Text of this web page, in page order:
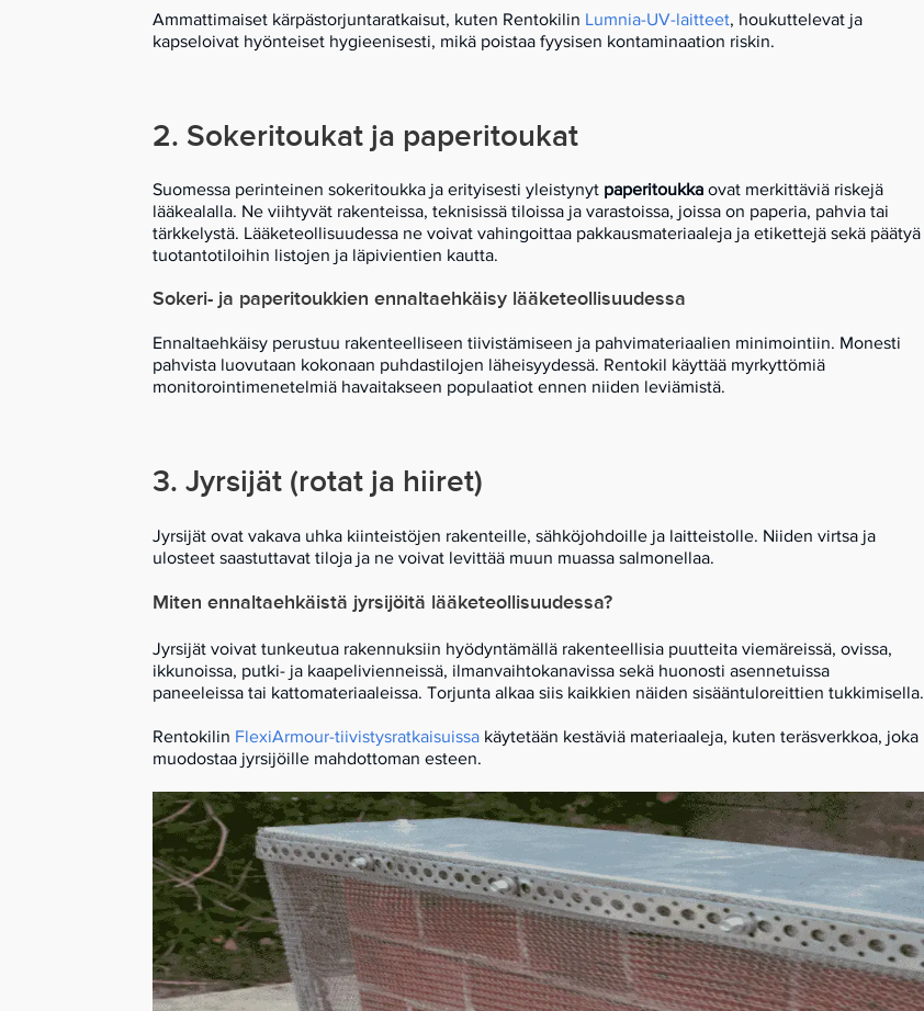
Ammattimaiset kärpästorjuntaratkaisut, kuten Rentokilin Lumnia-UV-laitteet, houkuttelevat ja
kapseloivat hyönteiset hygieenisesti, mikä poistaa fyysisen kontaminaation riskin.
2. Sokeritoukat ja paperitoukat
Suomessa perinteinen sokeritoukka ja erityisesti yleistynyt paperitoukka ovat merkittäviä riskejä
lääkealalla. Ne viihtyvät rakenteissa, teknisissä tiloissa ja varastoissa, joissa on paperia, pahvia tai
tärkkelystä. Lääketeollisuudessa ne voivat vahingoittaa pakkausmateriaaleja ja etikettejä sekä päätyä
tuotantotiloihin listojen ja läpivientien kautta.
Sokeri- ja paperitoukkien ennaltaehkäisy lääketeollisuudessa
Ennaltaehkäisy perustuu rakenteelliseen tiivistämiseen ja pahvimateriaalien minimointiin. Monesti
pahvista luovutaan kokonaan puhdastilojen läheisyydessä. Rentokil käyttää myrkyttömiä
monitorointimenetelmiä havaitakseen populaatiot ennen niiden leviämistä.
3. Jyrsijät (rotat ja hiiret)
Jyrsijät ovat vakava uhka kiinteistöjen rakenteille, sähköjohdoille ja laitteistolle. Niiden virtsa ja
ulosteet saastuttavat tiloja ja ne voivat levittää muun muassa salmonellaa.
Miten ennaltaehkäistä jyrsijöitä lääketeollisuudessa?
Jyrsijät voivat tunkeutua rakennuksiin hyödyntämällä rakenteellisia puutteita viemäreissä, ovissa,
ikkunoissa, putki- ja kaapelivienneissä, ilmanvaihtokanavissa sekä huonosti asennetuissa
paneeleissa tai kattomateriaaleissa. Torjunta alkaa siis kaikkien näiden sisääntuloreittien tukkimisella.
Rentokilin FlexiArmour-tiivistysratkaisuissa käytetään kestäviä materiaaleja, kuten teräsverkkoa, joka
muodostaa jyrsijöille mahdottoman esteen.